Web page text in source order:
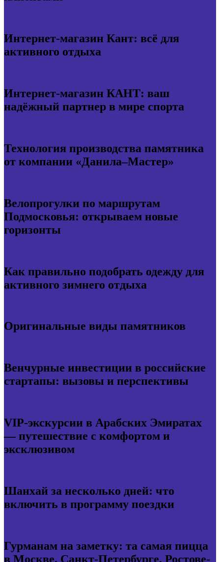
Интернет-магазин Кант: всё для
активного отдыха
Интернет-магазин КАНТ: ваш
надёжный партнер в мире спорта
Технология производства памятника
от компании «Данила–Мастер»
Велопрогулки по маршрутам
Подмосковья: открываем новые
горизонты
Как правильно подобрать одежду для
активного зимнего отдыха
Оригинальные виды памятников
Венчурные инвестиции в российские
стартапы: вызовы и перспективы
VIP-экскурсии в Арабских Эмиратах
— путешествие с комфортом и
эксклюзивом
Шанхай за несколько дней: что
включить в программу поездки
Гурманам на заметку: та самая пицца
в Москве, Санкт-Петербурге, Ростове-